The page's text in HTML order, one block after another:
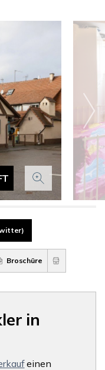
Broschüre
in
einen